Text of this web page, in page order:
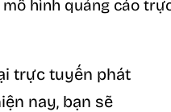
hình quảng cáo
trực tuyến phát
nay, bạn sẽ